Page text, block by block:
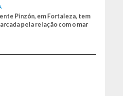
Pinzón, em Fortaleza, tem
pela relação com o mar